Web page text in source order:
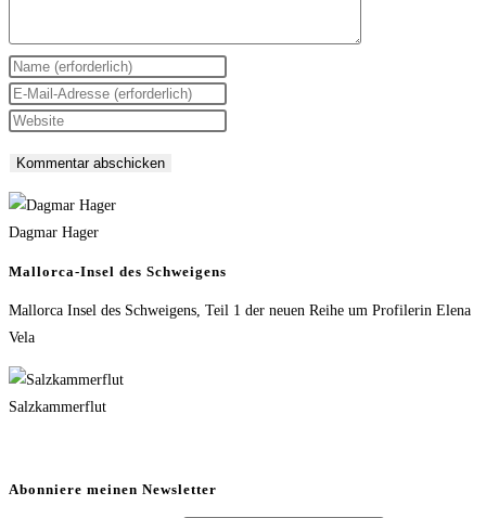
Gib
deinen
Namen
zum
Kommentieren
Gib
deine
Adresse
zum
Gib
URL
ein
Dagmar Hager
Mallorca-Insel des Schweigens
Mallorca Insel des Schweigens, Teil 1 der neuen Reihe um Profilerin Elena
Vela
Salzkammerflut
Abonniere meinen Newsletter